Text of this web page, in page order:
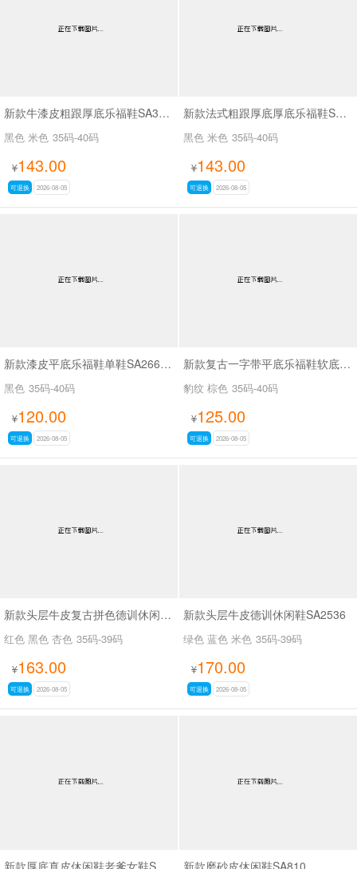
新款牛漆皮粗跟厚底乐福鞋SA3071
黑色 米色 35码-40码
¥143.00
可退换 2026-08-05
新款法式粗跟厚底厚底乐福鞋SA3079
黑色 米色 35码-40码
¥143.00
可退换 2026-08-05
新款漆皮平底乐福鞋单鞋SA2668-2
黑色 35码-40码
¥120.00
可退换 2026-08-05
新款复古一字带平底乐福鞋软底豆豆鞋SA969
豹纹 棕色 35码-40码
¥125.00
可退换 2026-08-05
新款头层牛皮复古拼色德训休闲鞋SA2535
红色 黑色 杏色 35码-39码
¥163.00
可退换 2026-08-05
新款头层牛皮德训休闲鞋SA2536
绿色 蓝色 米色 35码-39码
¥170.00
可退换 2026-08-05
新款磨砂皮休闲鞋SA810